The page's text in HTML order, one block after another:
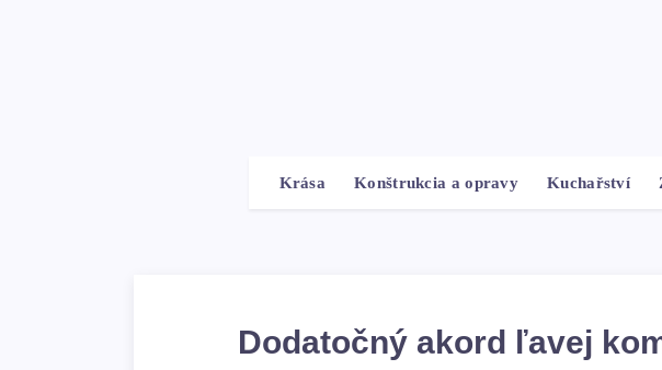
Krása Konštrukcia a opravy Kuchařství
Dodatočný akord ľavej